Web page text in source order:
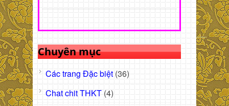
Chuyên mục
Các trang Đặc biệt (36)
Chat chit THKT (4)